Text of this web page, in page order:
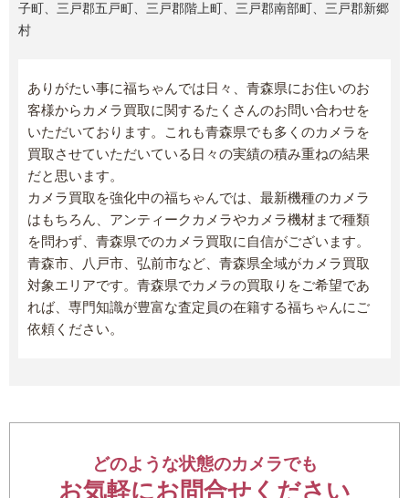
子町、三戸郡五戸町、三戸郡階上町、三戸郡南部町、三戸郡新郷
村
ありがたい事に福ちゃんでは日々、青森県にお住いのお
客様からカメラ買取に関するたくさんのお問い合わせを
いただいております。これも青森県でも多くのカメラを
買取させていただいている日々の実績の積み重ねの結果
だと思います。
カメラ買取を強化中の福ちゃんでは、最新機種のカメラ
はもちろん、アンティークカメラやカメラ機材まで種類
を問わず、青森県でのカメラ買取に自信がございます。
青森市、八戸市、弘前市など、青森県全域がカメラ買取
対象エリアです。青森県でカメラの買取りをご希望であ
れば、専門知識が豊富な査定員の在籍する福ちゃんにご
依頼ください。
どのような状態のカメラでも
お気軽にお問合せください